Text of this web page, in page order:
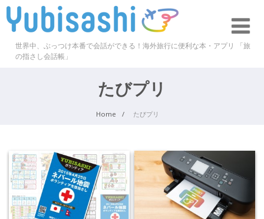
世界中、ぶっつけ本番で会話ができる！海外旅行に便利な本・アプリ 「旅
の指さし会話帳」
たびプリ
Home たびプリ